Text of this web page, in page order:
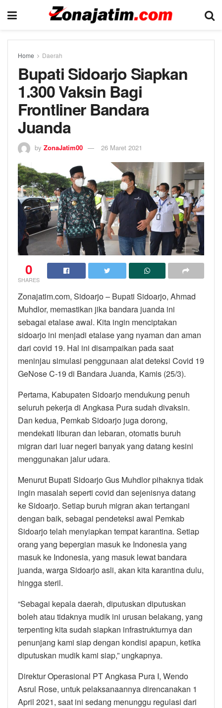
Home Daerah
Bupati Sidoarjo Siapkan
1.300 Vaksin Bagi
Frontliner Bandara
Juanda
by ZonaJatim00 26 Maret 2021
0
SHARES
Zonajatim.com, Sidoarjo – Bupati Sidoarjo, Ahmad
Muhdlor, memastikan jika bandara juanda ini
sebagai etalase awal. Kita ingin menciptakan
sidoarjo ini menjadi etalase yang nyaman dan aman
dari covid 19. Hal ini disampaikan pada saat
meninjau simulasi penggunaan alat deteksi Covid 19
GeNose C-19 di Bandara Juanda, Kamis (25/3).
Pertama, Kabupaten Sidoarjo mendukung penuh
seluruh pekerja di Angkasa Pura sudah divaksin.
Dan kedua, Pemkab Sidoarjo juga dorong,
mendekati liburan dan lebaran, otomatis buruh
migran dari luar negeri banyak yang datang kesini
menggunakan jalur udara.
Menurut Bupati Sidoarjo Gus Muhdlor pihaknya tidak
ingin masalah seperti covid dan sejenisnya datang
ke Sidoarjo. Setiap buruh migran akan tertangani
dengan baik, sebagai pendeteksi awal Pemkab
Sidoarjo telah menyiapkan tempat karantina. Setiap
orang yang bepergian masuk ke Indonesia yang
masuk ke Indonesia, yang masuk lewat bandara
juanda, warga Sidoarjo asli, akan kita karantina dulu,
hingga steril.
“Sebagai kepala daerah, diputuskan diputuskan
boleh atau tidaknya mudik ini urusan belakang, yang
terpenting kita sudah siapkan infrastrukturnya dan
penunjang kami siap dengan kondisi apapun, ketika
diputuskan mudik kami siap,” ungkapnya.
Direktur Operasional PT Angkasa Pura I, Wendo
Asrul Rose, untuk pelaksanaannya direncanakan 1
April 2021, saat ini sedang menunggu regulasi dari